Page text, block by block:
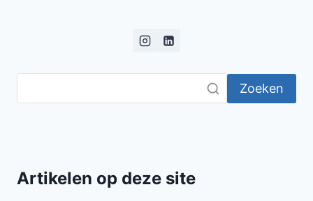
AVOCADO,
ZALM
Zoeken
Artikelen op deze site